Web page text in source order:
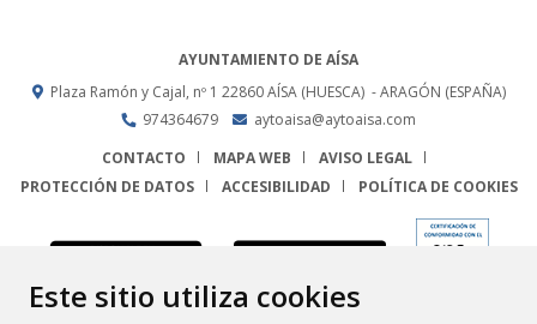
Este sitio utiliza cookies
AYUNTAMIENTO DE AÍSA
Plaza Ramón y Cajal, nº 1 22860 AÍSA (HUESCA) - ARAGÓN (ESPAÑA)
974364679
aytoaisa@aytoaisa.com
CONTACTO
MAPA WEB
AVISO LEGAL
PROTECCIÓN DE DATOS
ACCESIBILIDAD POLÍTICA DE COOKIES